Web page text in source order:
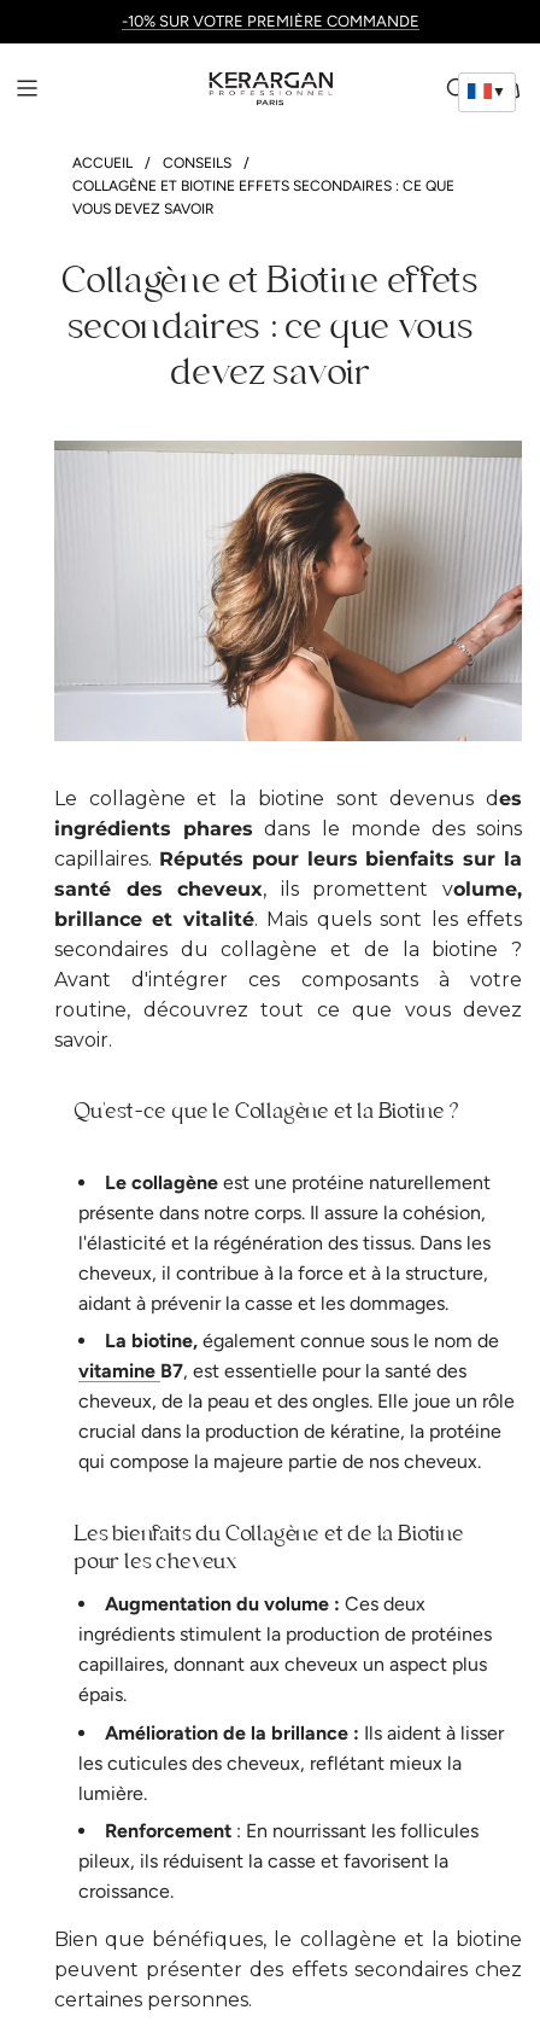
-10% SUR VOTRE PREMIÈRE COMMANDE
▼
ACCUEIL / CONSEILS
/
COLLAGÈNE ET BIOTINE EFFETS SECONDAIRES : CE QUE
VOUS DEVEZ SAVOIR
Collagène et Biotine effets
secondaires : ce que vous
devez savoir
Le collagène et la biotine sont devenus des
ingrédients phares dans le monde des soins
capillaires. Réputés pour leurs bienfaits sur la
santé des cheveux, ils promettent volume,
brillance et vitalité. Mais quels sont les effets
secondaires du collagène et de la biotine ?
Avant d'intégrer ces composants à votre
routine, découvrez tout ce que vous devez
savoir.
Qu'est-ce que le Collagène et la Biotine ?
Le collagène est une protéine naturellement
présente dans notre corps. Il assure la cohésion,
l'élasticité et la régénération des tissus. Dans les
cheveux, il contribue à la force et à la structure,
aidant à prévenir la casse et les dommages.
La biotine, également connue sous le nom de
vitamine B7, est essentielle pour la santé des
cheveux, de la peau et des ongles. Elle joue un rôle
crucial dans la production de kératine, la protéine
qui compose la majeure partie de nos cheveux.
Les bienfaits du Collagène et de la Biotine
pour les cheveux
Augmentation du volume : Ces deux
ingrédients stimulent la production de protéines
capillaires, donnant aux cheveux un aspect plus
épais.
Amélioration de la brillance : Ils aident à lisser
les cuticules des cheveux, reflétant mieux la
lumière.
Renforcement : En nourrissant les follicules
pileux, ils réduisent la casse et favorisent la
croissance.
Bien que bénéfiques, le collagène et la biotine
peuvent présenter des effets secondaires chez
certaines personnes.